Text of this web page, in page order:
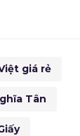
giá rẻ
Tân